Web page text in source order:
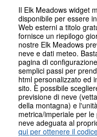
Il Elk Meadows widget
disponibile per essere
Web esterni a titolo
fornisce un riepilogo
nostre Elk Meadows
neve e dati meteo.
pagina di
semplici passi per
html personalizzato ed
sito. È possibile
previsione di neve
della montagna) e l'unità
metrica/imperiale per
neve adeguata al
qui per ottenere il